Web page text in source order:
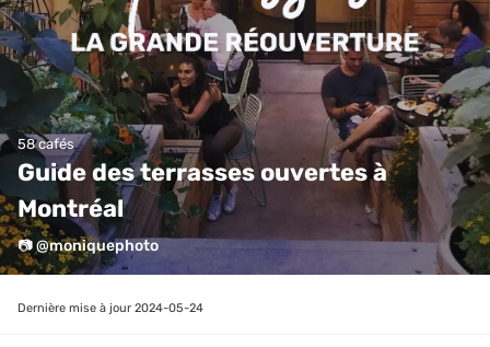
58 cafés
Guide des terrasses ouvertes à
Montréal
📷 @moniquephoto
Dernière mise à jour 2024-05-24